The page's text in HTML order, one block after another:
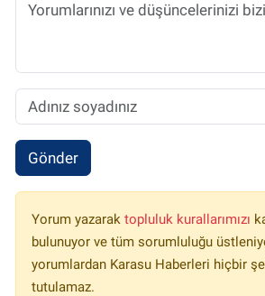
Gönder
Yorum yazarak topluluk kurallarımızı
bulunuyor ve tüm sorumluluğu
yorumlardan Karasu Haberleri hiçbir
tutulamaz.